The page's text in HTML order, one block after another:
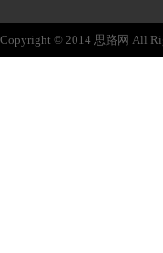
Copyright © 2014 思路网 All